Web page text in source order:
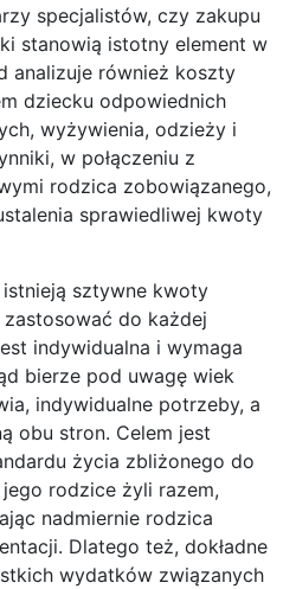
specjalistów, czy zakupu
stanowią istotny element w
analizuje również koszty
dziecku odpowiednich
wyżywienia, odzieży i
w połączeniu z
rodzica zobowiązanego,
sprawiedliwej kwoty
sztywne kwoty
do każdej
indywidualna i wymaga
bierze pod uwagę wiek
indywidualne potrzeby, a
obu stron. Celem jest
życia zbliżonego do
rodzice żyli razem,
nadmiernie rodzica
Dlatego też, dokładne
wydatków związanych